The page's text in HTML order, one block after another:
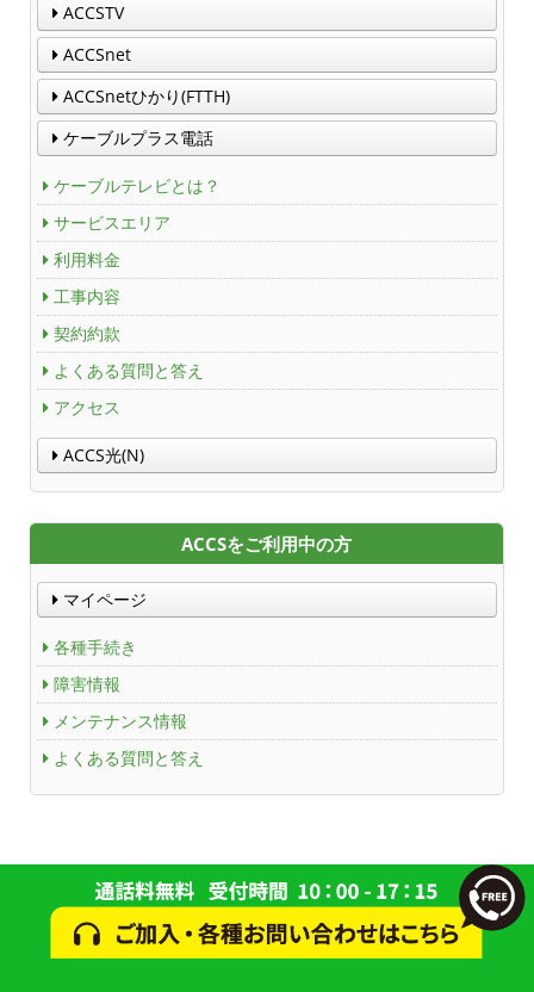
ACCSTV
ACCSnet
ACCSnetひかり(FTTH)
ケーブルプラス電話
ケーブルテレビとは？
サービスエリア
利用料金
工事内容
契約約款
よくある質問と答え
アクセス
ACCS光(N)
ACCSをご利用中の方
マイページ
各種手続き
障害情報
メンテナンス情報
よくある質問と答え